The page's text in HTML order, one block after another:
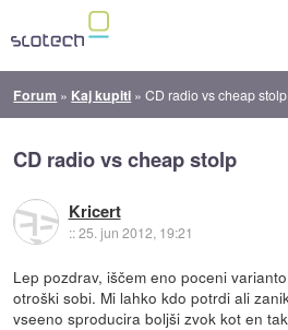
Forum » Kaj kupiti »CD radio vs cheap stolp
CD radio vs cheap stolp
Kricert
::25. jun 2012, 19:21
Lep pozdrav, iščem eno poceni
otroški sobi. Mi lahko kdo potrdi ali
vseeno sproducira boljši zvok kot en